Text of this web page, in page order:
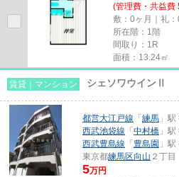
(管理費・共益費
敷：0ヶ月｜礼：
所在階：1階
間取り：1R
面積：13.24㎡
賃貸｜マンション シェソワウインⅡ
都営大江戸線 「 練馬 」
西武池袋線 「 中村橋 」
西武豊島線 「 豊島園 」
東京都練馬区向山 ２丁目
5万円